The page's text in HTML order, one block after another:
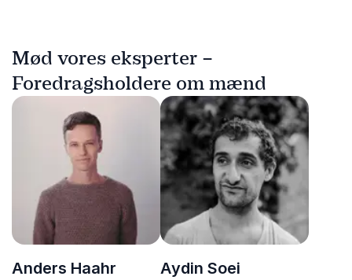
Mød vores eksperter –
Foredragsholdere om mænd
Anders Haahr
Aydin Soei